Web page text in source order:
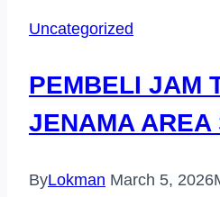
AREA
Uncategorized
PEMBELI JAM
JENAMA AREA
ByLokman March 5, 2026